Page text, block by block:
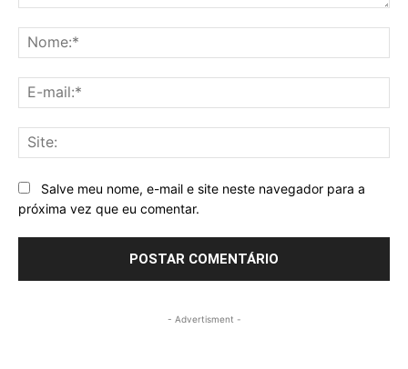
Salve meu nome, e-mail e site neste navegador para a
próxima vez que eu comentar.
- Advertisment -